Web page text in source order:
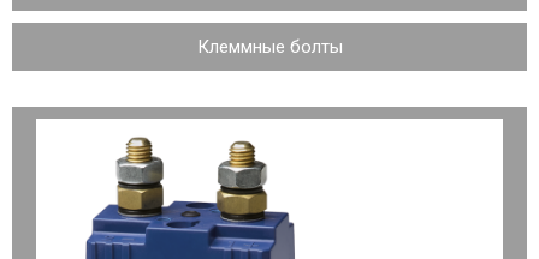
Клеммные болты